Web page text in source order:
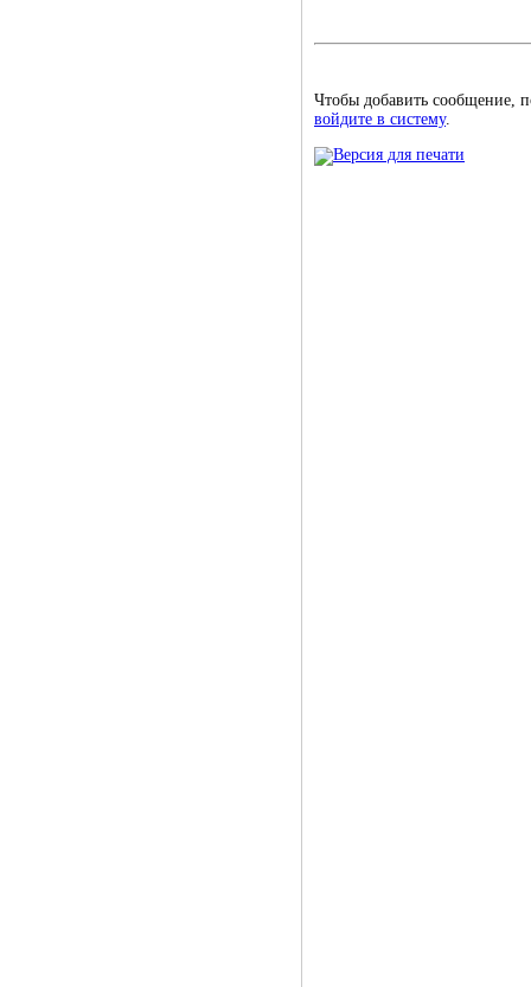
Чтобы добавить сообщение,
войдите в систему.
Версия для печати